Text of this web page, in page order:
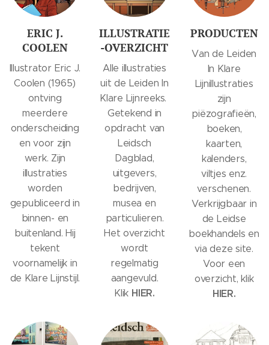
ERIC J.
COOLEN
Illustrator Eric J.
Coolen (1965)
ontving
meerdere
onderscheiding
en voor zijn
werk. Zijn
illustraties
worden
gepubliceerd in
binnen- en
buitenland. Hij
tekent
voornamelijk in
de Klare Lijnstijl.
ILLUSTRATIE
-OVERZICHT
Alle illustraties
uit de Leiden In
Klare Lijnreeks.
Getekend in
opdracht van
Leidsch
Dagblad,
uitgevers,
bedrijven,
musea en
particulieren.
Het overzicht
wordt
regelmatig
aangevuld.
Klik HIER.
PRODUCTEN
Van de Leiden
In Klare
Lijnillustraties
zijn
piëzografieën,
boeken,
kaarten,
kalenders,
viltjes enz.
verschenen.
Verkrijgbaar in
de Leidse
boekhandels en
via deze site.
Voor een
overzicht, klik
HIER.